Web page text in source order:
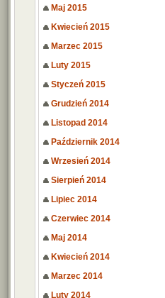
Maj 2015
Kwiecień 2015
Marzec 2015
Luty 2015
Styczeń 2015
Grudzień 2014
Listopad 2014
Październik 2014
Wrzesień 2014
Sierpień 2014
Lipiec 2014
Czerwiec 2014
Maj 2014
Kwiecień 2014
Marzec 2014
Luty 2014